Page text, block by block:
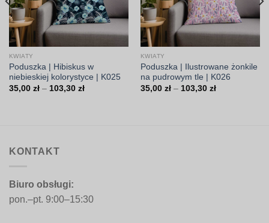
KWIATY
Poduszka | Hibiskus w
niebieskiej kolorystyce | K025
35,00 zł – 103,30 złZakres
KWIATY
Poduszka | Ilustrowane żonkile
na pudrowym tle | K026
35,00 zł – 103,30 złZakres
KONTAKT
Biuro obsługi:
pon.–pt. 9:00–15:30